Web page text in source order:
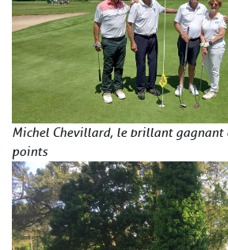
Michel Chevillard, le brillant gagnant
points